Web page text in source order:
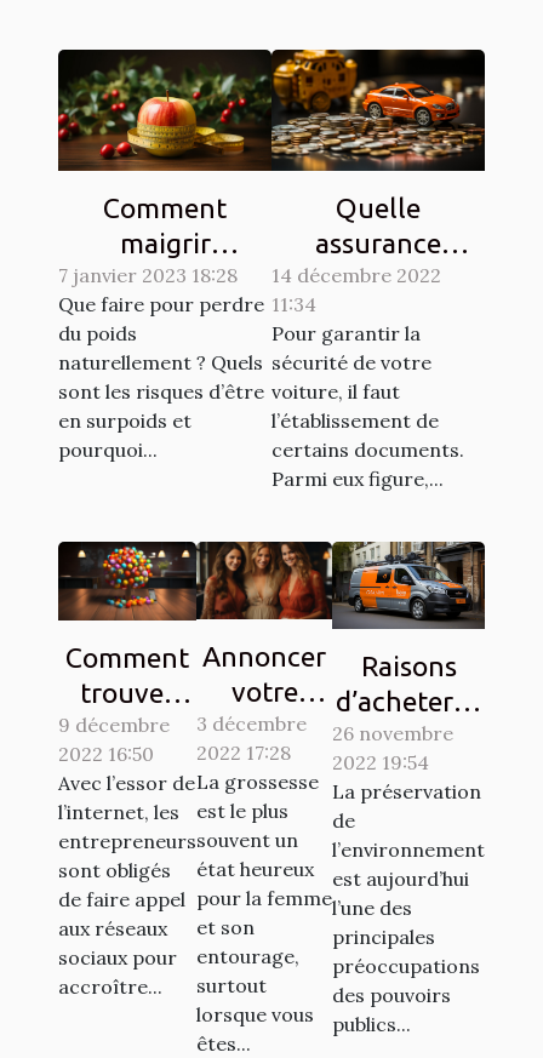
Comment
maigrir
naturellement ?
7 janvier 2023 18:28
Que faire pour perdre
du poids
naturellement ? Quels
sont les risques d’être
en surpoids et
pourquoi...
Quelle
assurance
choisir pour son
14 décembre 2022
11:34
Pour garantir la
sécurité de votre
voiture, il faut
l’établissement de
certains documents.
Parmi eux figure,...
Comment
trouver
des clients
sur les
réseaux
sociaux ?
9 décembre
2022 16:50
Avec l’essor de
l’internet, les
entrepreneurs
sont obligés
de faire appel
aux réseaux
sociaux pour
accroître...
Annoncer
votre
grossesse
à votre
entourage
: Comment
y procéder
?
3 décembre
2022 17:28
La grossesse
est le plus
souvent un
état heureux
pour la femme
et son
entourage,
surtout
lorsque vous
êtes...
Raisons
d’acheter la
vignette
Crit’Air
26 novembre
2022 19:54
La préservation
de
l’environnement
est aujourd’hui
l’une des
principales
préoccupations
des pouvoirs
publics...